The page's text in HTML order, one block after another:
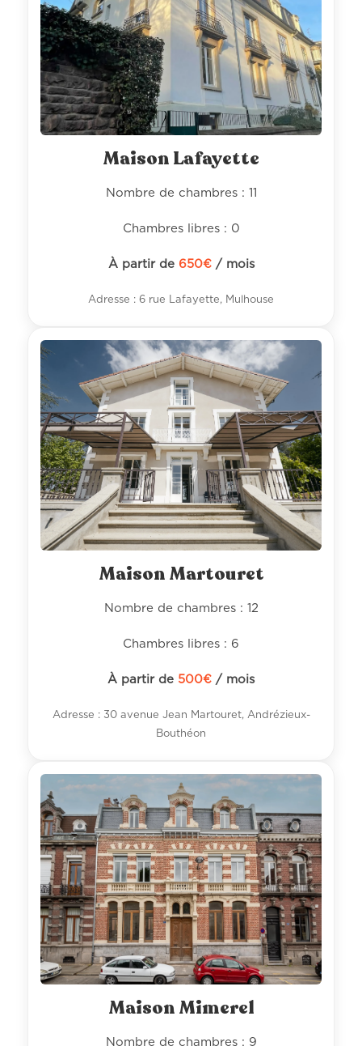
Maison Lafayette
Nombre de chambres : 11
Chambres libres : 0
À partir de 650€/ mois
Adresse : 6 rue Lafayette, Mulhouse
Maison Martouret
Nombre de chambres : 12
Chambres libres : 6
À partir de 500€ / mois
Adresse : 30 avenue Jean Martouret, Andrézieux-
Bouthéon
Maison Mimerel
Nombre de chambres : 9